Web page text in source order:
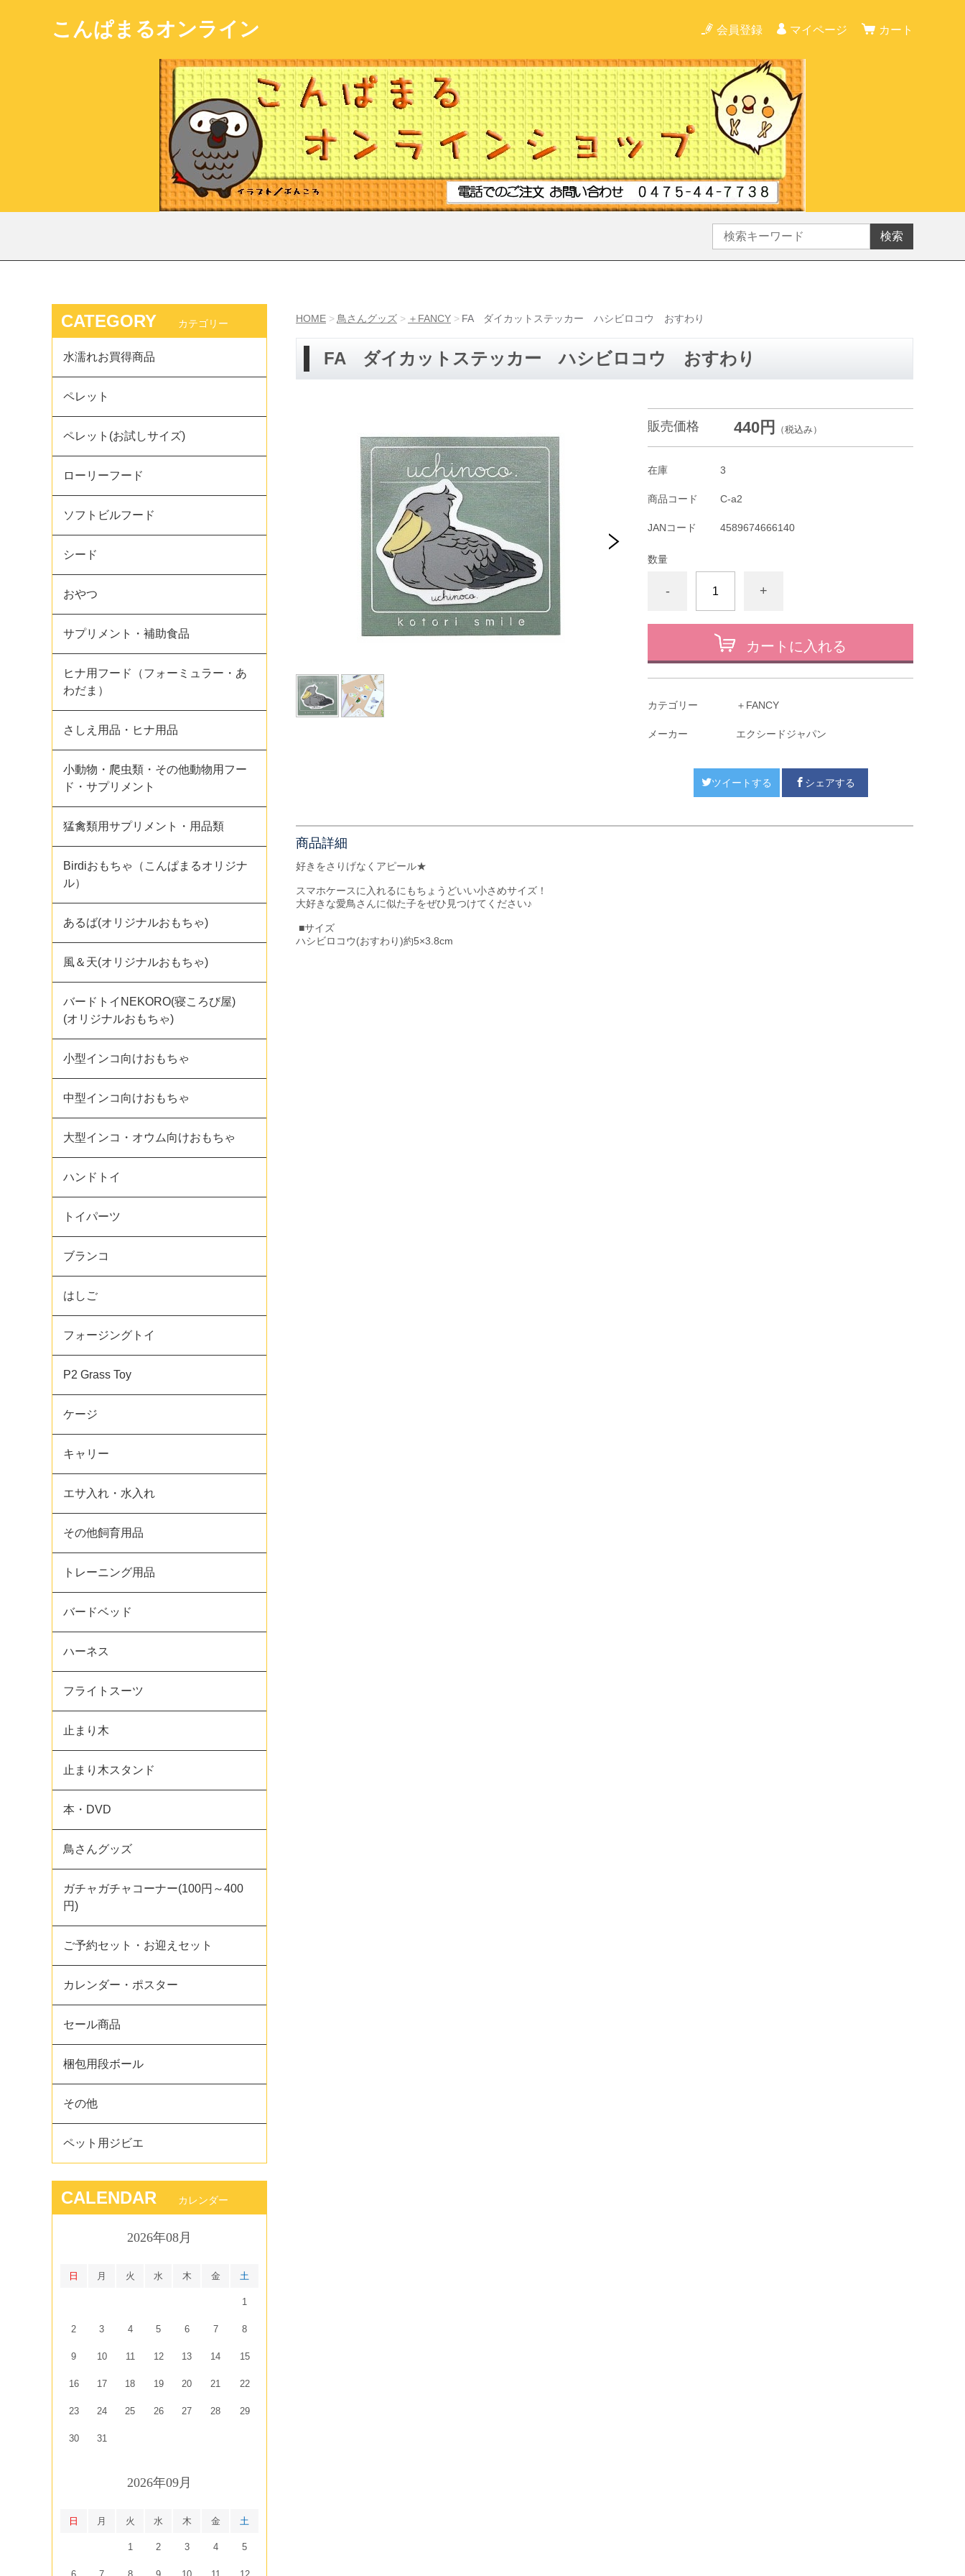
こんぱまるオンライン 会員登録 マイページ カート
検索
HOME 鳥さんグッズ ＋FANCY FA ダイカットステッカー ハシビロコウ おすわり
FA ダイカットステッカー ハシビロコウ おすわり
販売価格 440円 （税込み）
在庫 3
商品コード C-a2
JANコード 4589674666140
数量
- +
カートに入れる
カテゴリー ＋FANCY
メーカー エクシードジャパン
ツイートする シェアする
商品詳細
好きをさりげなくアピール★
スマホケースに入れるにもちょうどいい小さめサイズ！
大好きな愛鳥さんに似た子をぜひ見つけてください♪
■サイズ
ハシビロコウ(おすわり)約5×3.8cm
CATEGORY カテゴリー
水濡れお買得商品
ペレット
ペレット(お試しサイズ)
ローリーフード
ソフトビルフード
シード
おやつ
サプリメント・補助食品
ヒナ用フード（フォーミュラー・あ
わだま）
さしえ用品・ヒナ用品
小動物・爬虫類・その他動物用フー
ド・サプリメント
猛禽類用サプリメント・用品類
Birdiおもちゃ（こんぱまるオリジナ
ル）
あるば(オリジナルおもちゃ)
風＆天(オリジナルおもちゃ)
バードトイNEKORO(寝ころび屋)
(オリジナルおもちゃ)
小型インコ向けおもちゃ
中型インコ向けおもちゃ
大型インコ・オウム向けおもちゃ
ハンドトイ
トイパーツ
ブランコ
はしご
フォージングトイ
P2 Grass Toy
ケージ
キャリー
エサ入れ・水入れ
その他飼育用品
トレーニング用品
バードベッド
ハーネス
フライトスーツ
止まり木
止まり木スタンド
本・DVD
鳥さんグッズ
ガチャガチャコーナー(100円～400
円)
ご予約セット・お迎えセット
カレンダー・ポスター
セール商品
梱包用段ボール
その他
ペット用ジビエ
CALENDAR カレンダー
2026年08月
日 月 火 水 木 金 土
1
2 3 4 5 6 7 8
9 10 11 12 13 14 15
16 17 18 19 20 21 22
23 24 25 26 27 28 29
30 31
2026年09月
日 月 火 水 木 金 土
1 2 3 4 5